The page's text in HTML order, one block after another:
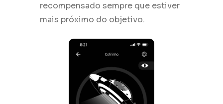
recompensado sempre que estiver
mais próximo do objetivo.